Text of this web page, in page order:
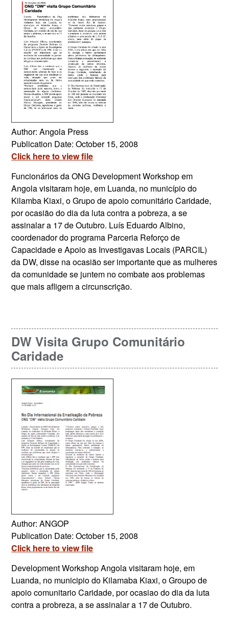
Author: Angola Press
Publication Date: October 15, 2008
Click here to view file
Funcionários da ONG Development Workshop em
Angola visitaram hoje, em Luanda, no município do
Kilamba Kiaxi, o Grupo de apoio comunitário Caridade,
por ocasião do dia da luta contra a pobreza, a se
assinalar a 17 de Outubro. Luís Eduardo Albino,
coordenador do programa Parceria Reforço de
Capacidade e Apoio as Investigavas Locais (PARCIL)
da DW, disse na ocasião ser importante que as mulheres
da comunidade se juntem no combate aos problemas
que mais afligem a circunscrição.
DW Visita Grupo Comunitário
Caridade
Author: ANGOP
Publication Date: October 15, 2008
Click here to view file
Development Workshop Angola visitaram hoje, em
Luanda, no municipio do Kilamaba Kiaxi, o Groupo de
apoio comunitario Caridade, por ocasiao do dia da luta
contra a probreza, a se assinalar a 17 de Outubro.